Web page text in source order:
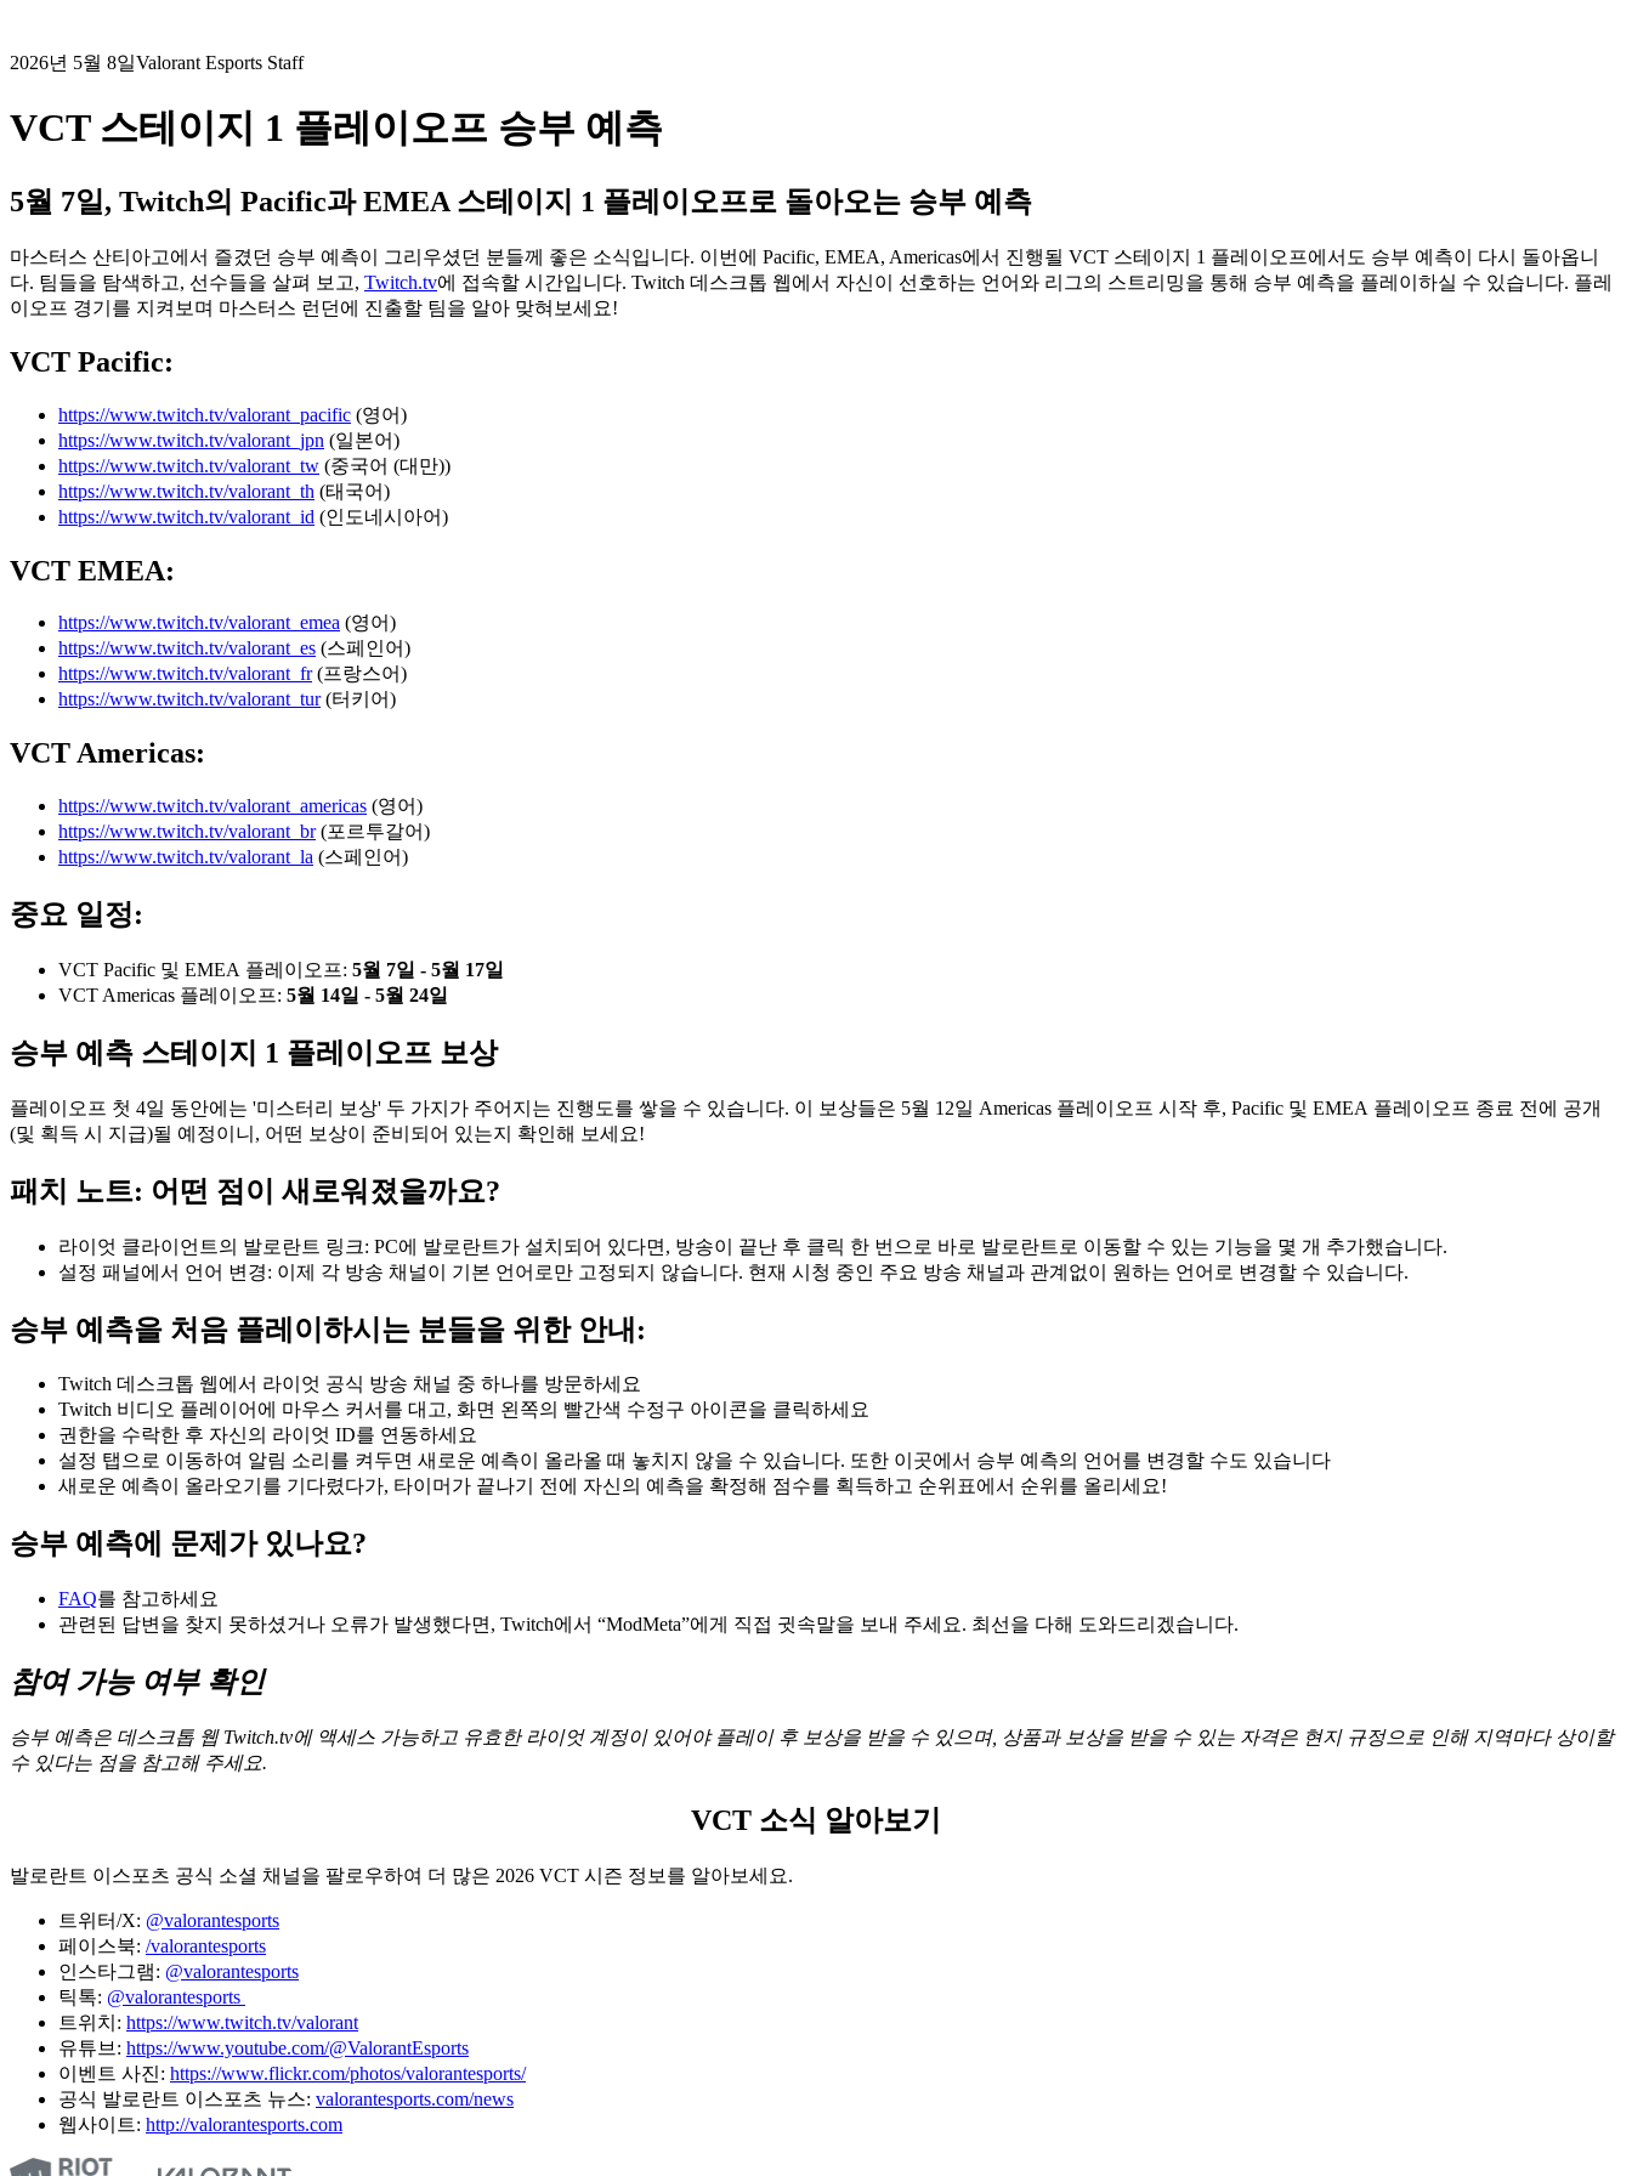
2026년 5월 8일Valorant Esports Staff
VCT 스테이지 1 플레이오프 승부 예측
5월 7일, Twitch의 Pacific과 EMEA 스테이지 1 플레이오프로 돌아오는 승부 예측
마스터스 산티아고에서 즐겼던 승부 예측이 그리우셨던 분들께 좋은 소식입니다. 이번에 Pacific, EMEA, Americas에서 진행될 VCT 스테이지 1 플레이오프에서도 승부 예측이 다시 돌아옵니
다. 팀들을 탐색하고, 선수들을 살펴 보고, Twitch.tv에 접속할 시간입니다. Twitch 데스크톱 웹에서 자신이 선호하는 언어와 리그의 스트리밍을 통해 승부 예측을 플레이하실 수 있습니다. 플레
이오프 경기를 지켜보며 마스터스 런던에 진출할 팀을 알아 맞혀보세요!
VCT Pacific:
https://www.twitch.tv/valorant_pacific (영어)
https://www.twitch.tv/valorant_jpn (일본어)
https://www.twitch.tv/valorant_tw (중국어 (대만))
https://www.twitch.tv/valorant_th (태국어)
https://www.twitch.tv/valorant_id (인도네시아어)
VCT EMEA:
https://www.twitch.tv/valorant_emea (영어)
https://www.twitch.tv/valorant_es (스페인어)
https://www.twitch.tv/valorant_fr(프랑스어)
https://www.twitch.tv/valorant_tur(터키어)
VCT Americas:
https://www.twitch.tv/valorant_americas (영어)
https://www.twitch.tv/valorant_br(포르투갈어)
https://www.twitch.tv/valorant_la (스페인어)
중요 일정:
VCT Pacific 및 EMEA 플레이오프: 5월 7일 - 5월 17일
VCT Americas 플레이오프: 5월 14일 - 5월 24일
승부 예측 스테이지 1 플레이오프 보상
플레이오프 첫 4일 동안에는 '미스터리 보상' 두 가지가 주어지는 진행도를 쌓을 수 있습니다. 이 보상들은 5월 12일 Americas 플레이오프 시작 후, Pacific 및 EMEA 플레이오프 종료 전에 공개
(및 획득 시 지급)될 예정이니, 어떤 보상이 준비되어 있는지 확인해 보세요!
패치 노트: 어떤 점이 새로워졌을까요?
라이엇 클라이언트의 발로란트 링크: PC에 발로란트가 설치되어 있다면, 방송이 끝난 후 클릭 한 번으로 바로 발로란트로 이동할 수 있는 기능을 몇 개 추가했습니다.
설정 패널에서 언어 변경: 이제 각 방송 채널이 기본 언어로만 고정되지 않습니다. 현재 시청 중인 주요 방송 채널과 관계없이 원하는 언어로 변경할 수 있습니다.
승부 예측을 처음 플레이하시는 분들을 위한 안내:
Twitch 데스크톱 웹에서 라이엇 공식 방송 채널 중 하나를 방문하세요
Twitch 비디오 플레이어에 마우스 커서를 대고, 화면 왼쪽의 빨간색 수정구 아이콘을 클릭하세요
권한을 수락한 후 자신의 라이엇 ID를 연동하세요
설정 탭으로 이동하여 알림 소리를 켜두면 새로운 예측이 올라올 때 놓치지 않을 수 있습니다. 또한 이곳에서 승부 예측의 언어를 변경할 수도 있습니다
새로운 예측이 올라오기를 기다렸다가, 타이머가 끝나기 전에 자신의 예측을 확정해 점수를 획득하고 순위표에서 순위를 올리세요!
승부 예측에 문제가 있나요?
FAQ를 참고하세요
관련된 답변을 찾지 못하셨거나 오류가 발생했다면, Twitch에서 “ModMeta”에게 직접 귓속말을 보내 주세요. 최선을 다해 도와드리겠습니다.
참여 가능 여부 확인
승부 예측은 데스크톱 웹 Twitch.tv에 액세스 가능하고 유효한 라이엇 계정이 있어야 플레이 후 보상을 받을 수 있으며, 상품과 보상을 받을 수 있는 자격은 현지 규정으로 인해 지역마다 상이할
수 있다는 점을 참고해 주세요.
VCT 소식 알아보기
발로란트 이스포츠 공식 소셜 채널을 팔로우하여 더 많은 2026 VCT 시즌 정보를 알아보세요.
트위터/X: @valorantesports
페이스북: /valorantesports
인스타그램: @valorantesports
틱톡: @valorantesports
트위치: https://www.twitch.tv/valorant
유튜브: https://www.youtube.com/@ValorantEsports
이벤트 사진: https://www.flickr.com/photos/valorantesports/
공식 발로란트 이스포츠 뉴스: valorantesports.com/news
웹사이트: http://valorantesports.com